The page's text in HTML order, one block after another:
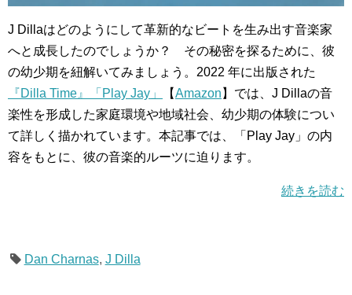
J Dillaはどのようにして革新的なビートを生み出す音楽家
へと成長したのでしょうか？ その秘密を探るために、彼
の幼少期を紐解いてみましょう。2022 年に出版された
『Dilla Time』「Play Jay」
【Amazon 】では、J Dillaの音
楽性を形成した家庭環境や地域社会、幼少期の体験につい
て詳しく描かれています。本記事では、「Play Jay」の内
容をもとに、彼の音楽的ルーツに迫ります。
続きを読む
Dan Charnas, J Dilla